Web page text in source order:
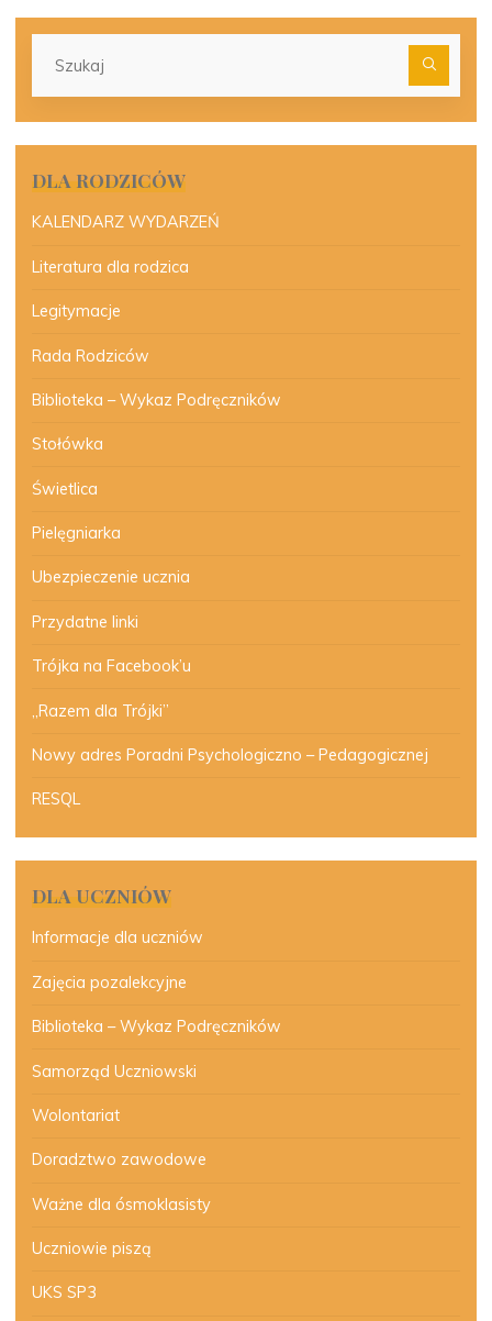
DLA RODZICÓW
KALENDARZ WYDARZEŃ
Literatura dla rodzica
Legitymacje
Rada Rodziców
Biblioteka – Wykaz Podręczników
Stołówka
Świetlica
Pielęgniarka
Ubezpieczenie ucznia
Przydatne linki
Trójka na Facebook’u
„Razem dla Trójki”
Nowy adres Poradni Psychologiczno – Pedagogicznej
RESQL
DLA UCZNIÓW
Informacje dla uczniów
Zajęcia pozalekcyjne
Biblioteka – Wykaz Podręczników
Samorząd Uczniowski
Wolontariat
Doradztwo zawodowe
Ważne dla ósmoklasisty
Uczniowie piszą
UKS SP3